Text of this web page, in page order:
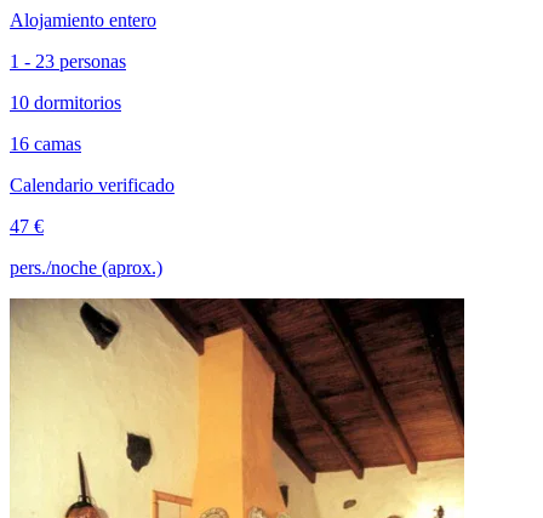
Alojamiento entero
1 - 23 personas
10 dormitorios
16 camas
Calendario verificado
47 €
pers./noche (aprox.)